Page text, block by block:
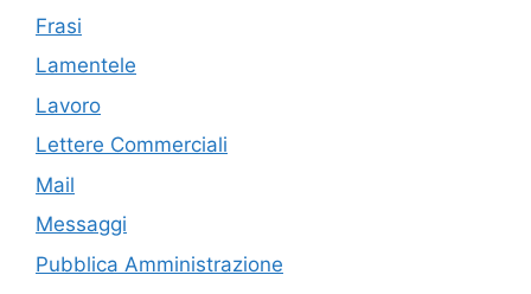
Frasi
Lamentele
Lavoro
Lettere Commerciali
Mail
Messaggi
Pubblica Amministrazione